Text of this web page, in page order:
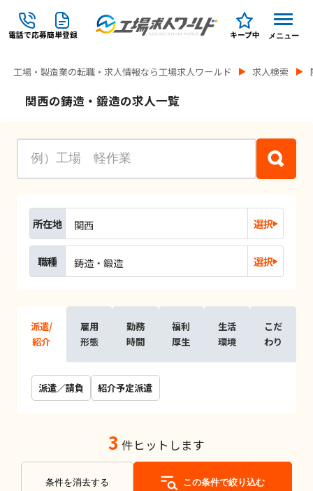
電話で応募簡単登録 キープ中 メニュー
工場・製造業の転職・求人情報なら工場求人ワールド 求人検索
関西の鋳造・鍛造の求人一覧
所在地 関西 選択
職種 鋳造・鍛造 選択
派遣/
紹介
雇用
形態
勤務
時間
福利
厚生
生活
環境
こだ
わり
派遣／請負 紹介予定派遣
3 件ヒットします
条件を消去する この条件で絞り込む